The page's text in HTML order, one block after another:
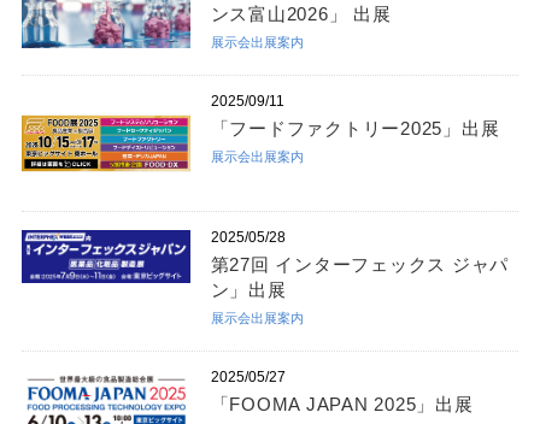
ンス富山2026」 出展
展示会出展案内
2025/09/11
「フードファクトリー2025」出展
展示会出展案内
2025/05/28
第27回 インターフェックス ジャパ
ン」出展
展示会出展案内
2025/05/27
「FOOMA JAPAN 2025」出展